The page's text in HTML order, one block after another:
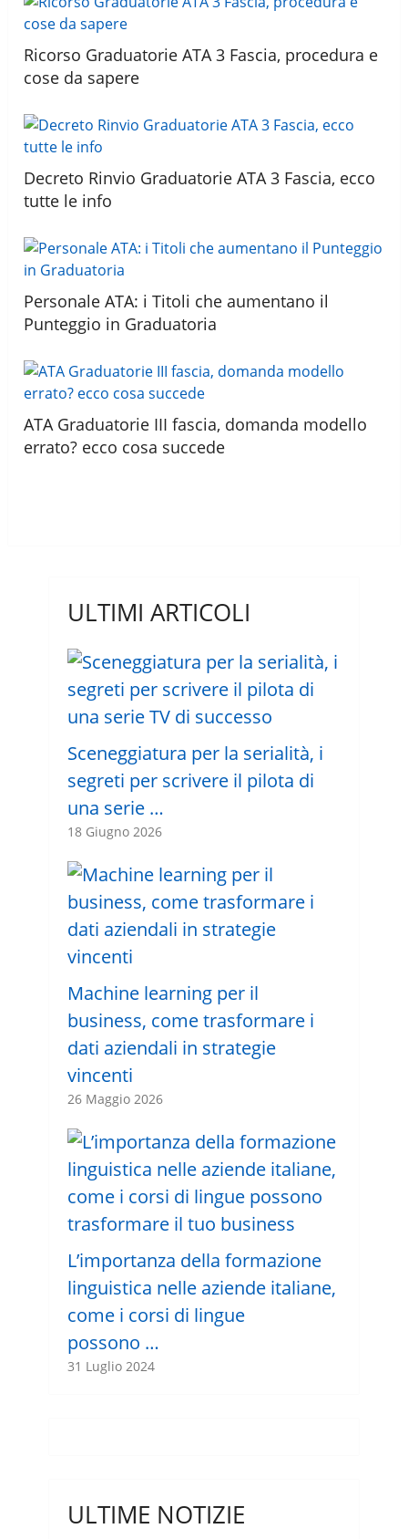
Ricorso Graduatorie ATA 3 Fascia, procedura e
cose da sapere
Decreto Rinvio Graduatorie ATA 3 Fascia, ecco
tutte le info
Personale ATA: i Titoli che aumentano il
Punteggio in Graduatoria
ATA Graduatorie III fascia, domanda modello
errato? ecco cosa succede
ULTIMI ARTICOLI
Sceneggiatura per la serialità, i
segreti per scrivere il pilota di
una serie …
18 Giugno 2026
Machine learning per il
business, come trasformare i
dati aziendali in strategie
vincenti
26 Maggio 2026
L’importanza della formazione
linguistica nelle aziende italiane,
come i corsi di lingue
possono …
31 Luglio 2024
ULTIME NOTIZIE